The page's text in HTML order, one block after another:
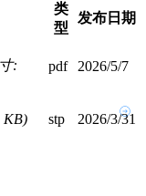
类
型
发布日期
:
pdf 2026/5/7
KB) stp 2026/3/31